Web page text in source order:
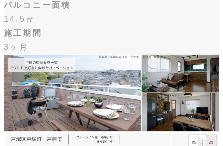
バルコニー面積
14.5㎡
施工期間
3ヶ月